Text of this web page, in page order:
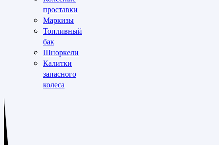
проставки
Маркизы
Топливный
бак
Шноркели
Калитки
запасного
колеса